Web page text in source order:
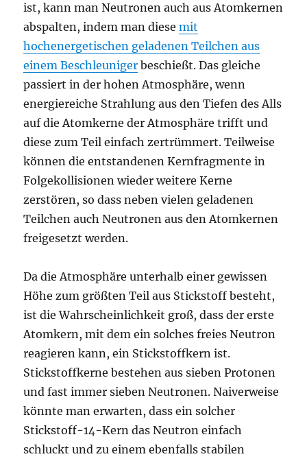
ist, kann man Neutronen auch aus Atomkernen
abspalten, indem man diesemit
hochenergetischen geladenen Teilchen aus
einem Beschleuniger beschießt. Das gleiche
passiert in der hohen Atmosphäre, wenn
energiereiche Strahlung aus den Tiefen des Alls
auf die Atomkerne der Atmosphäre trifft und
diese zum Teil einfach zertrümmert. Teilweise
können die entstandenen Kernfragmente in
Folgekollisionen wieder weitere Kerne
zerstören, so dass neben vielen geladenen
Teilchen auch Neutronen aus den Atomkernen
freigesetzt werden.
Da die Atmosphäre unterhalb einer gewissen
Höhe zum größten Teil aus Stickstoff besteht,
ist die Wahrscheinlichkeit groß, dass der erste
Atomkern, mit dem ein solches freies Neutron
reagieren kann, ein Stickstoffkern ist.
Stickstoffkerne bestehen aus sieben Protonen
und fast immer sieben Neutronen. Naiverweise
könnte man erwarten, dass ein solcher
Stickstoff-14-Kern das Neutron einfach
schluckt und zu einem ebenfalls stabilen